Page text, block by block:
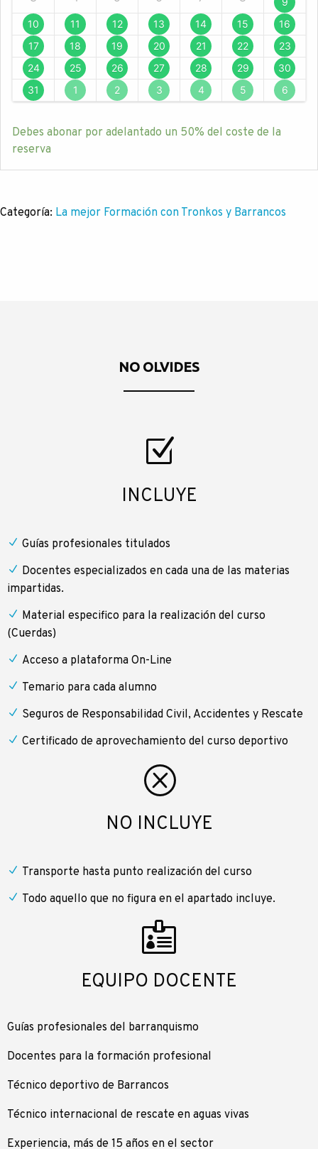
10
11 12 13 14 15
16
17
18 19 20 21 22
23
24
25 26 27 28 29
30
31
1 2 3 4 5 6
Debes abonar por adelantado un 50% del coste de la
reserva
Categoría: La mejor Formación con Tronkos y Barrancos
NO OLVIDES
INCLUYE
Guías profesionales titulados
Docentes especializados en cada una de las materias
impartidas.
Material especifico para la realización del curso
(Cuerdas)
Acceso a plataforma On-Line
Temario para cada alumno
Seguros de Responsabilidad Civil, Accidentes y Rescate
Certificado de aprovechamiento del curso deportivo
NO INCLUYE
Transporte hasta punto realización del curso
Todo aquello que no figura en el apartado incluye.
EQUIPO DOCENTE
Guías profesionales del barranquismo
Docentes para la formación profesional
Técnico deportivo de Barrancos
Técnico internacional de rescate en aguas vivas
Experiencia, más de 15 años en el sector